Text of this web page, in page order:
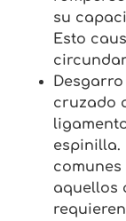
su
Esto
Desgarro
cruzado
espinilla.
aquellos